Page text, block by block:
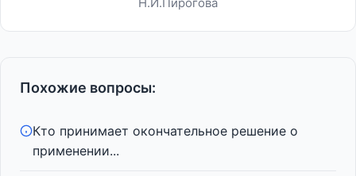
Похожие вопросы:
Кто принимает окончательное решение о
применении...